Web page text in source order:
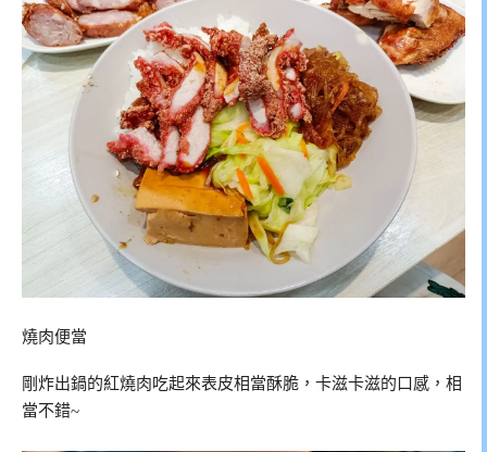
燒肉便當
剛炸出鍋的紅燒肉吃起來表皮相當酥脆，卡滋卡滋的口感，相
當不錯~